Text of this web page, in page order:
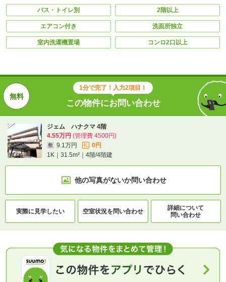
バス・トイレ別 2階以上
エアコン付き 洗面所独立
室内洗濯機置場 コンロ2口以上
1分で完了！入力2項目！
この物件にお問い合わせ
ジェム ハナクマ 4階
4.55万円 (管理費 4500円)
敷 9.1万円 礼
0円
1K｜31.5m²｜4階/4階建
他の写真がないか問い合わせ
実際に見学したい 空室状況を問い合わせ
詳細について
問い合わせ